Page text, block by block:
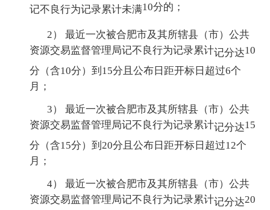
记不良行为记录累计未满10分的；
2） 最近一次被合肥市及其所辖县（市）公共
资源交易监督管理局记不良行为记录累计记分达10
分（含10分）到15分且公布日距开标日超过6个
月；
3） 最近一次被合肥市及其所辖县（市）公共
资源交易监督管理局记不良行为记录累计记分达15
分（含15分）到20分且公布日距开标日超过12个
月；
4） 最近一次被合肥市及其所辖县（市）公共
资源交易监督管理局记不良行为记录累计记分达20